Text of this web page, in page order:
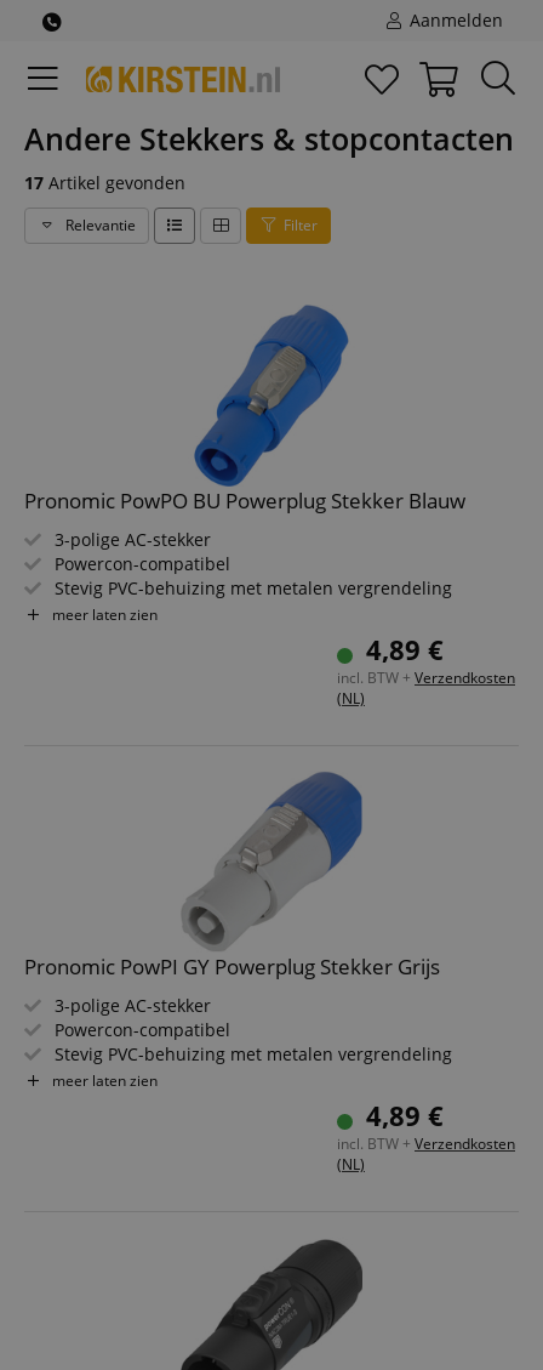
Aanmelden
Andere Stekkers & stopcontacten
17 Artikel gevonden
Relevantie Filter
Pronomic PowPO BU Powerplug Stekker Blauw
3-polige AC-stekker
Powercon-compatibel
Stevig PVC-behuizing met metalen vergrendeling
Belastbaar tot 20 A / 250 V
meer laten zien
4,89 €
incl. BTW + Verzendkosten
(NL)
Pronomic PowPI GY Powerplug Stekker Grijs
3-polige AC-stekker
Powercon-compatibel
Stevig PVC-behuizing met metalen vergrendeling
Belastbaar tot 20 A / 250 V
meer laten zien
4,89 €
incl. BTW + Verzendkosten
(NL)